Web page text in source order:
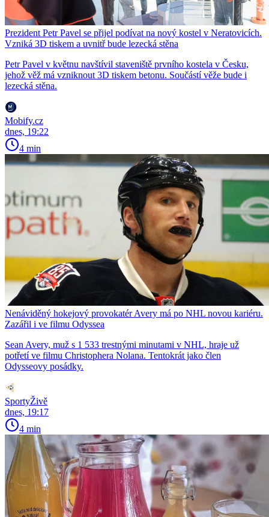
Prezident Petr Pavel se přijel podívat na nový kostel v Neratovicích.
Vzniká 3D tiskem a uvnitř bude lezecká stěna
Petr Pavel v květnu navštívil staveniště prvního kostela v Česku,
jehož věž má vzniknout 3D tiskem betonu. Součástí věže bude i
lezecká stěna.
Mobify.cz
dnes, 19:22
4 min
Nenáviděný hokejový provokatér Avery má po NHL novou kariéru.
Zazářil i ve filmu Odyssea
Sean Avery, muž s 1 533 trestnými minutami v NHL, hraje už
potřetí ve filmu Christophera Nolana. Tentokrát jako člen
Odysseovy posádky.
SportyŽivě
dnes, 19:17
4 min